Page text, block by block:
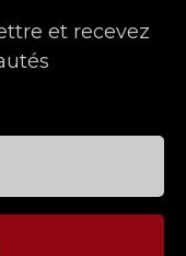
et recevez